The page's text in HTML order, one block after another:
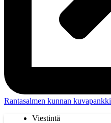
Rantasalmen kunnan kuvapankki
Viestintä